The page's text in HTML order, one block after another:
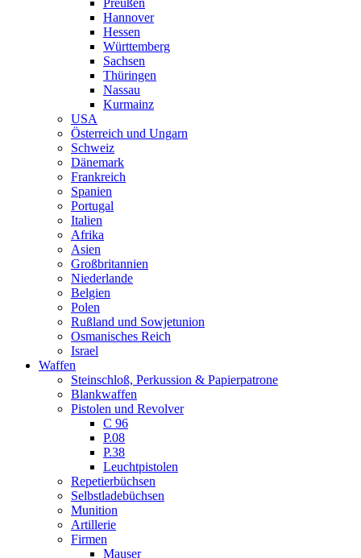
Preußen
Hannover
Hessen
Württemberg
Sachsen
Thüringen
Nassau
Kurmainz
USA
Österreich und Ungarn
Schweiz
Dänemark
Frankreich
Spanien
Portugal
Italien
Afrika
Asien
Großbritannien
Niederlande
Belgien
Polen
Rußland und Sowjetunion
Osmanisches Reich
Israel
Waffen
Steinschloß, Perkussion & Papierpatrone
Blankwaffen
Pistolen und Revolver
C 96
P.08
P.38
Leuchtpistolen
Repetierbüchsen
Selbstladebüchsen
Munition
Artillerie
Firmen
Mauser